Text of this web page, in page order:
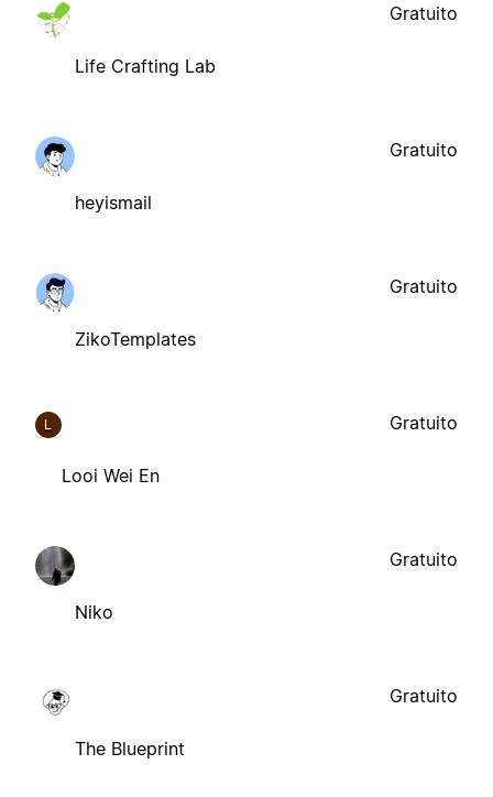
Life Crafting Lab
Gratuito
heyismail
Gratuito
ZikoTemplates
Gratuito
L
Looi Wei En
Gratuito
Niko
Gratuito
The Blueprint
Gratuito